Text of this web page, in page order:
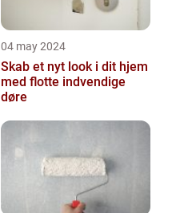
04 may 2024
Skab et nyt look i dit hjem
med flotte indvendige
døre